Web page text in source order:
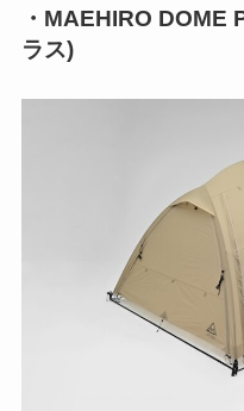
・MAEHIRO DOME
ラス)